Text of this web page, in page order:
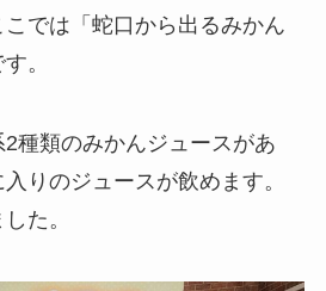
では「蛇口から出るみかん
。
種類のみかんジュースがあ
りのジュースが飲めます。
た。